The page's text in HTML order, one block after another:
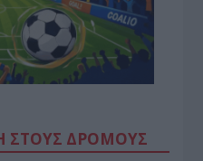
ΣΤΟΥΣ ΔΡΌΜΟΥΣ